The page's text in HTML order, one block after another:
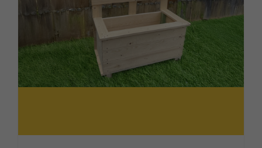
termékoldalon
ki